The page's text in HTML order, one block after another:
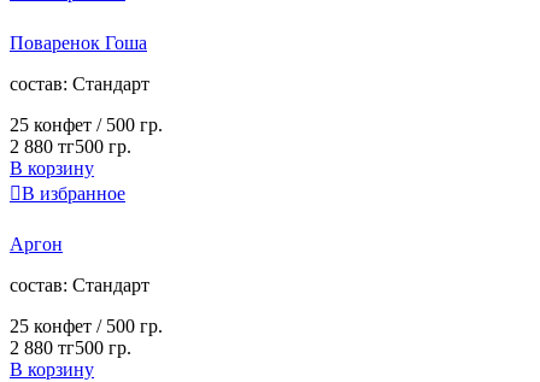
Поваренок Гоша
cостав: Стандарт
25 конфет / 500 гр.
2 880 тг500 гр.
В корзину
В избранное
Аргон
cостав: Стандарт
25 конфет / 500 гр.
2 880 тг500 гр.
В корзину